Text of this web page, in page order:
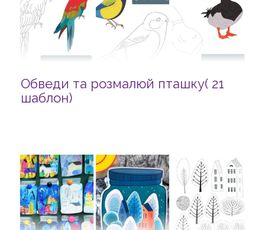
Обведи та розмалюй пташку( 21
шаблон)